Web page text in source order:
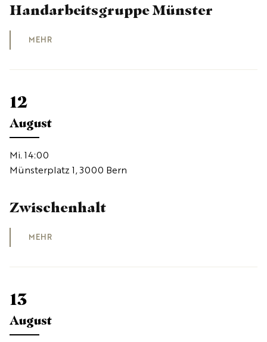
Handarbeitsgruppe Münster
MEHR
12
August
Mi. 14:00
Münsterplatz 1, 3000 Bern
Zwischenhalt
MEHR
13
August